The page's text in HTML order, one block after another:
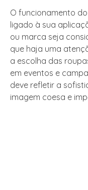
O funcionamento
ligado à sua
ou marca seja
que haja uma
a escolha das
em eventos e
deve refletir a
imagem coesa e